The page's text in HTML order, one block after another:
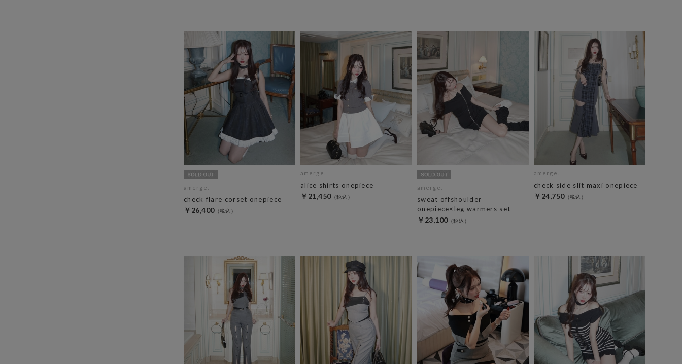
amerge.
check flare corset onepiece
￥26,400
amerge.
alice shirts onepiece
￥21,450
amerge.
sweat offshoulder
onepiece×leg warmers set
￥23,100
amerge.
check side slit maxi onepiece
￥24,750